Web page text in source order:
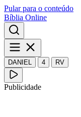
Pular para o conteúdo
Bíblia Online
DANIEL 4 RV
Publicidade